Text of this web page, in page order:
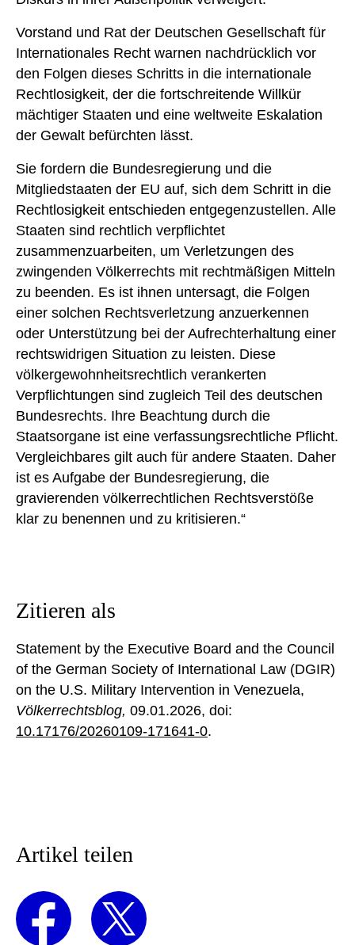
Vorstand und Rat der Deutschen Gesellschaft für
Internationales Recht warnen nachdrücklich vor
den Folgen dieses Schritts in die internationale
Rechtlosigkeit, der die fortschreitende Willkür
mächtiger Staaten und eine weltweite Eskalation
der Gewalt befürchten lässt.
Sie fordern die Bundesregierung und die
Mitgliedstaaten der EU auf, sich dem Schritt in die
Rechtlosigkeit entschieden entgegenzustellen. Alle
Staaten sind rechtlich verpflichtet
zusammenzuarbeiten, um Verletzungen des
zwingenden Völkerrechts mit rechtmäßigen Mitteln
zu beenden. Es ist ihnen untersagt, die Folgen
einer solchen Rechtsverletzung anzuerkennen
oder Unterstützung bei der Aufrechterhaltung einer
rechtswidrigen Situation zu leisten. Diese
völkergewohnheitsrechtlich verankerten
Verpflichtungen sind zugleich Teil des deutschen
Bundesrechts. Ihre Beachtung durch die
Staatsorgane ist eine verfassungsrechtliche Pflicht.
Vergleichbares gilt auch für andere Staaten. Daher
ist es Aufgabe der Bundesregierung, die
gravierenden völkerrechtlichen Rechtsverstöße
klar zu benennen und zu kritisieren.“
Zitieren als
Statement by the Executive Board and the Council
of the German Society of International Law (DGIR)
on the U.S. Military Intervention in Venezuela,
Völkerrechtsblog, 09.01.2026, doi:
10.17176/20260109-171641-0.
Artikel teilen